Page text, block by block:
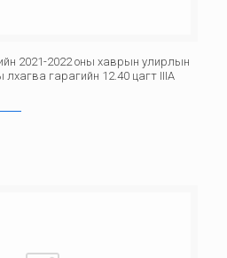
2021-2022 оны хаврын улирлын
гарагийн 12.40 цагт IIIА